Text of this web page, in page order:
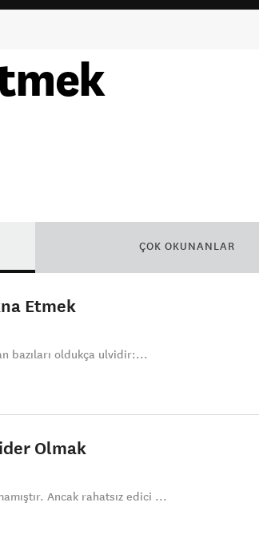
ÇOK OKUNANLAR
Etmek
bazıları oldukça ulvidir:...
Olmak
Ancak rahatsız edici ...